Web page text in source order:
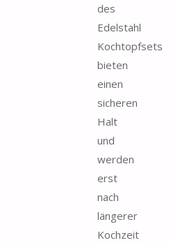
des
Edelstahl
Kochtopfsets
bieten
einen
sicheren
Halt
und
werden
erst
nach
längerer
Kochzeit